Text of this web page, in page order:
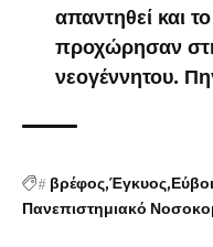
απαντηθεί και
προχώρησαν
νεογέννητου.
# βρέφος Έγκυος
Πανεπιστημιακό